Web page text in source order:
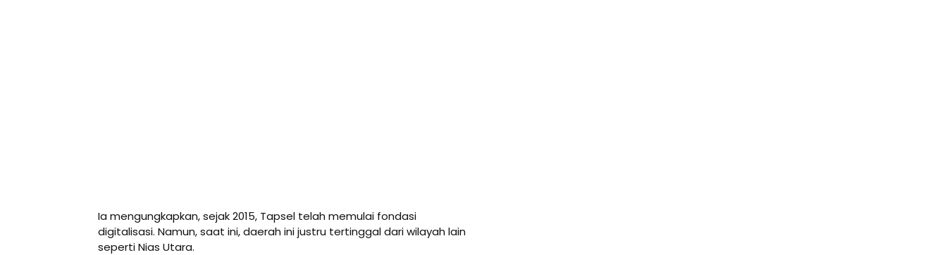
Ia mengungkapkan, sejak 2015, Tapsel telah memulai fondasi
digitalisasi. Namun, saat ini, daerah ini justru tertinggal dari wilayah lain
seperti Nias Utara.